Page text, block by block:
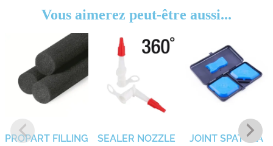
Vous aimerez peut-être aussi...
PROPART FILLING
SEALER NOZZLE
JOINT SPATULA